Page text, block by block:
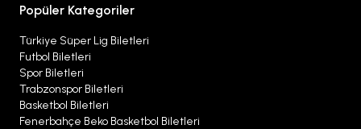
Popüler Kategoriler
Türkiye Süper Lig Biletleri
Futbol Biletleri
Spor Biletleri
Trabzonspor Biletleri
Basketbol Biletleri
Fenerbahçe Beko Basketbol Biletleri